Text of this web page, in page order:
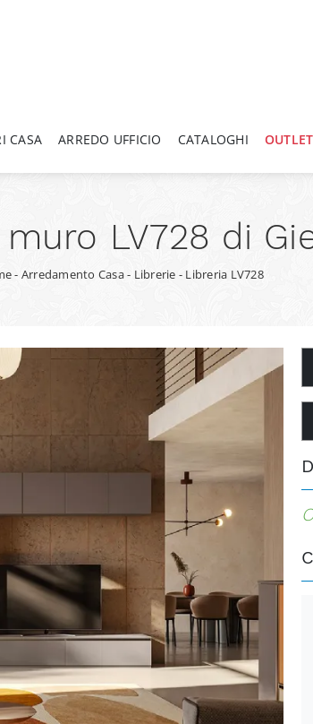
CASA ARREDO UFFICIO CATALOGHI OUTLET
LV728 di
- Arredamento Casa- Librerie - Libreria LV728